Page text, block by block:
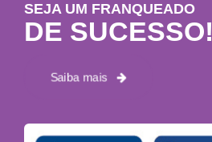
SEJA UM FRANQUEADO
DE SUCESSO!
Saiba mais